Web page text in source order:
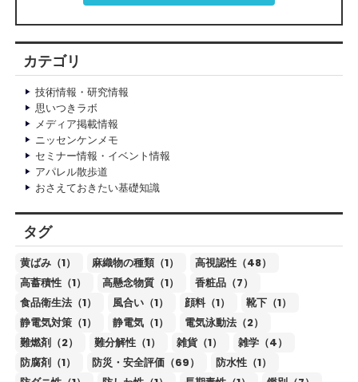
カテゴリ
技術情報・研究情報
思いつきラボ
メディア掲載情報
ニッセンケンメモ
セミナー情報・イベント情報
アパレル散歩道
おさえておきたい基礎知識
タグ
黄ばみ（1） 麻織物の種類（1）
高視認性（48）
高蓄積性（1）
高懸念物質（1）
香粧品（7）
食品衛生法（1）
風合い（1） 顔料（1）
靴下（1）
静電気対策（1）
静電気（1）
電気泳動法（2）
難燃剤（2）
難分解性（1） 雑貨（1）
雑学（4）
防腐剤（1）
防災・安全評価（69）
防水性（1）